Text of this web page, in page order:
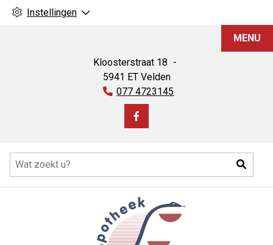
Instellingen
Kloosterstraat 18
5941 ET Velden
Tel:
077 4723145
Bezoek
facebook
MENU